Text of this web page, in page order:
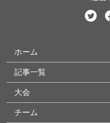
ホーム
記事一覧
大会
チーム